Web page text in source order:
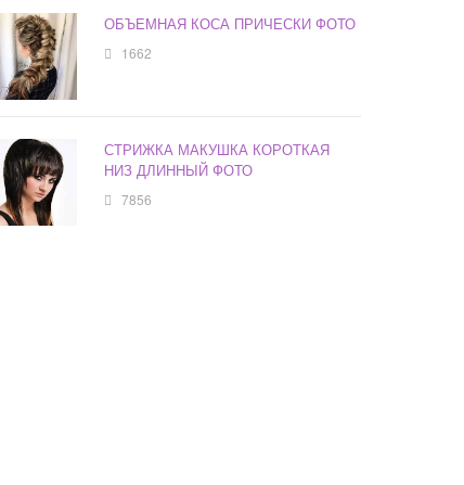
ОБЪЕМНАЯ КОСА ПРИЧЕСКИ ФОТО
1662
СТРИЖКА МАКУШКА КОРОТКАЯ
НИЗ ДЛИННЫЙ ФОТО
7856